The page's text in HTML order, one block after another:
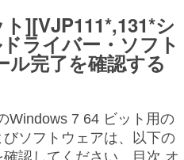
][VJP111*,131*シ
ライバー・ソフト
ル完了を確認する
Windows 7 64 ビット用の
ソフトウェアは、以下の
認してください。目次 オ